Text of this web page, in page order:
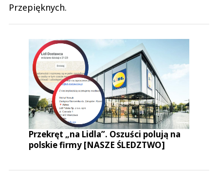
Przepięknych.
Przekręt „na Lidla”. Oszuści polują na
polskie firmy [NASZE ŚLEDZTWO]